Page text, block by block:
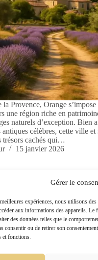
Gérer le
expériences, nous utilisons
aux informations des appareils. Le
des données telles que le
consentir ou de retirer son
et fonctions.
Provence, Orange
une région riche en
naturels d’exception. Bien
antiques célèbres, cette ville et
trésors cachés qui…
15 janvier 2026
2025 : découvrez le